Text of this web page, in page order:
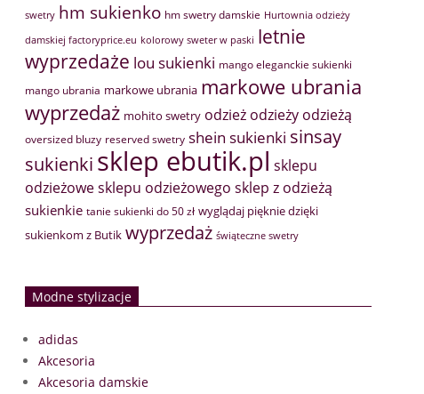
swetry hm sukienko hm swetry damskie Hurtownia odzieży
damskiej factoryprice.eu kolorowy sweter w paski letnie
wyprzedaże lou sukienki mango eleganckie sukienki
mango ubrania markowe ubrania markowe ubrania
wyprzedaż mohito swetry odzież odzieży odzieżą
oversized bluzy reserved swetry shein sukienki sinsay
sukienki sklep ebutik.pl sklepu
odzieżowesklepu odzieżowego sklep z odzieżą
sukienkie tanie sukienki do 50 zł wyglądaj pięknie dzięki
sukienkom z Butik wyprzedaż świąteczne swetry
Modne stylizacje
adidas
Akcesoria
Akcesoria damskie